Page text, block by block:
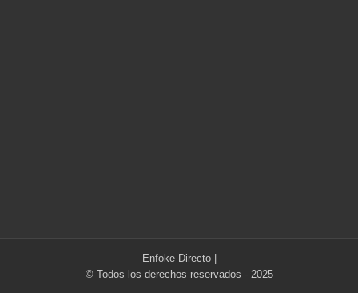
Enfoke Directo|
© Todos los derechos reservados - 2025